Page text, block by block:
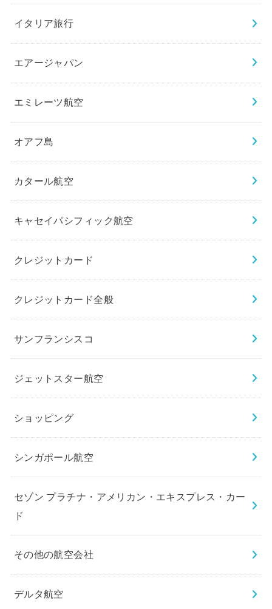
イタリア旅行
エアージャパン
エミレーツ航空
オアフ島
カタール航空
キャセイパシフィック航空
クレジットカード
クレジットカード全般
サンフランシスコ
ジェットスター航空
ショッピング
シンガポール航空
セゾン プラチナ・アメリカン・エキスプレス・カー
ド
その他の航空会社
デルタ航空